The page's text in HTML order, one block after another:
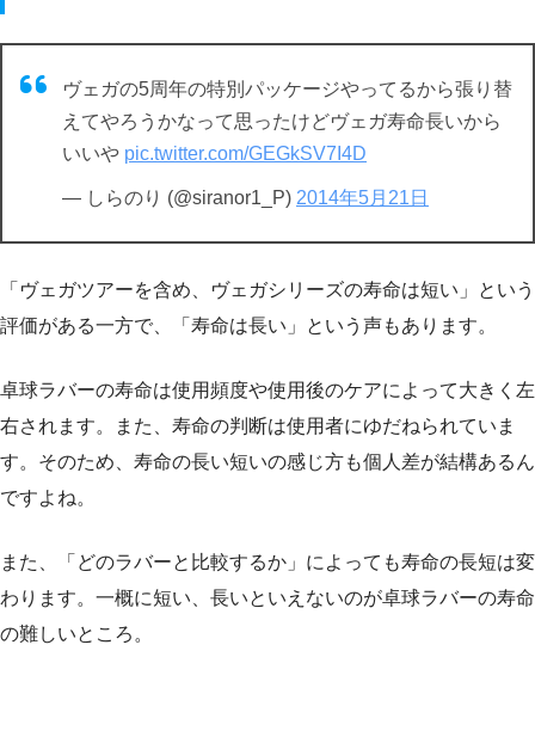
ヴェガの5周年の特別パッケージやってるから張り替
えてやろうかなって思ったけどヴェガ寿命長いから
いいや pic.twitter.com/GEGkSV7I4D
— しらのり (@siranor1_P) 2014年5月21日
「ヴェガツアーを含め、ヴェガシリーズの寿命は短い」という
評価がある一方で、「寿命は長い」という声もあります。
卓球ラバーの寿命は使用頻度や使用後のケアによって大きく左
右されます。また、寿命の判断は使用者にゆだねられていま
す。そのため、寿命の長い短いの感じ方も個人差が結構あるん
ですよね。
また、「どのラバーと比較するか」によっても寿命の長短は変
わります。一概に短い、長いといえないのが卓球ラバーの寿命
の難しいところ。